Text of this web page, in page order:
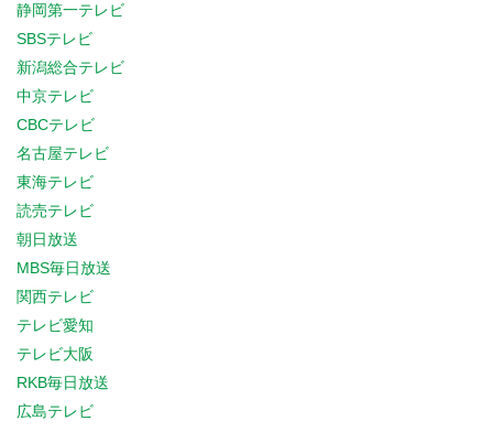
静岡第一テレビ
SBSテレビ
新潟総合テレビ
中京テレビ
CBCテレビ
名古屋テレビ
東海テレビ
読売テレビ
朝日放送
MBS毎日放送
関西テレビ
テレビ愛知
テレビ大阪
RKB毎日放送
広島テレビ